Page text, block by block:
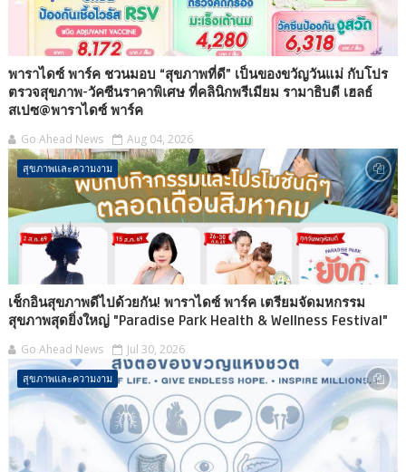
พาราไดซ์ พาร์ค ชวนมอบ “สุขภาพที่ดี” เป็นของขวัญวันแม่ กับโปร
ตรวจสุขภาพ-วัคซีนราคาพิเศษ ที่คลินิกพรีเมียม รามาธิบดี เฮลธ์
สเปซ@พาราไดซ์ พาร์ค
Go Ahead News Aug 04, 2026
สุขภาพและความงาม
เช็กอินสุขภาพดีไปด้วยกัน! พาราไดซ์ พาร์ค เตรียมจัดมหกรรม
สุขภาพสุดยิ่งใหญ่ "Paradise Park Health & Wellness Festival"
Go Ahead News Jul 30, 2026
สุขภาพและความงาม